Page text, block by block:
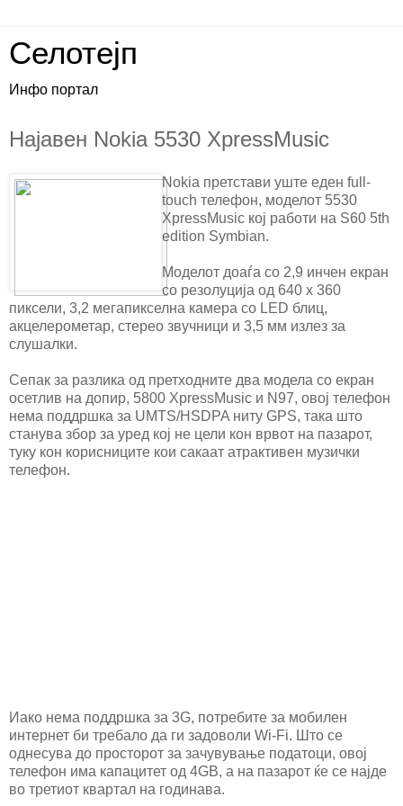
Селотејп
Инфо портал
Најавен Nokia 5530 XpressMusic
Nokia претстави уште еден full-
touch телефон, моделот 5530
XpressMusic кој работи на S60 5th
edition Symbian.
Моделот доаѓа со 2,9 инчен екран
со резолуција од 640 x 360
пиксели, 3,2 мегапикселна камера со LED блиц,
акцелерометар, стерео звучници и 3,5 мм излез за
слушалки.
Сепак за разлика од претходните два модела со екран
осетлив на допир, 5800 XpressMusic и N97, овој телефон
нема поддршка за UMTS/HSDPA ниту GPS, така што
станува збор за уред кој не цели кон врвот на пазарот,
туку кон корисниците кои сакаат атрактивен музички
телефон.
Иако нема поддршка за 3G, потребите за мобилен
интернет би требало да ги задоволи Wi-Fi. Што се
однесува до просторот за зачувување податоци, овој
телефон има капацитет од 4GB, а на пазарот ќе се најде
во третиот квартал на годинава.